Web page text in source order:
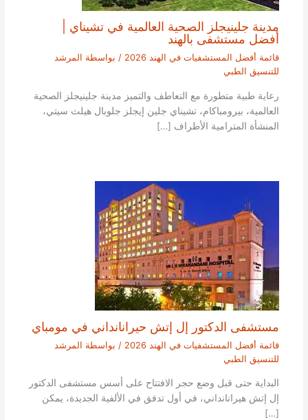
مدينة جلينيجلز الصحية العالمية في تشيناي |
أفضل مستشفى بالهند
قائمة أفضل المستشفيات في الهند 2026 / بواسطة المرشد
للتنسيق الطبي
رعاية طبية متطورة مع التعاطف والتميز مدينة جلينيجلز الصحية
العالمية، بيرومباكام، تشيناي جلين إيجلز جلوبال هيلث سيتي،
المنشأة المترامية الأطراف […]
مستشفى الدكتور إل إتش حيرانانداني في مومباي
قائمة أفضل المستشفيات في الهند 2026 / بواسطة المرشد
للتنسيق الطبي
البداية حتى قبل وضع حجر الافتتاح على أسس مستشفى الدكتور
إل إتش هيرانانداني، في أول تدفق في الألفية الجديدة، يمكن
[…]